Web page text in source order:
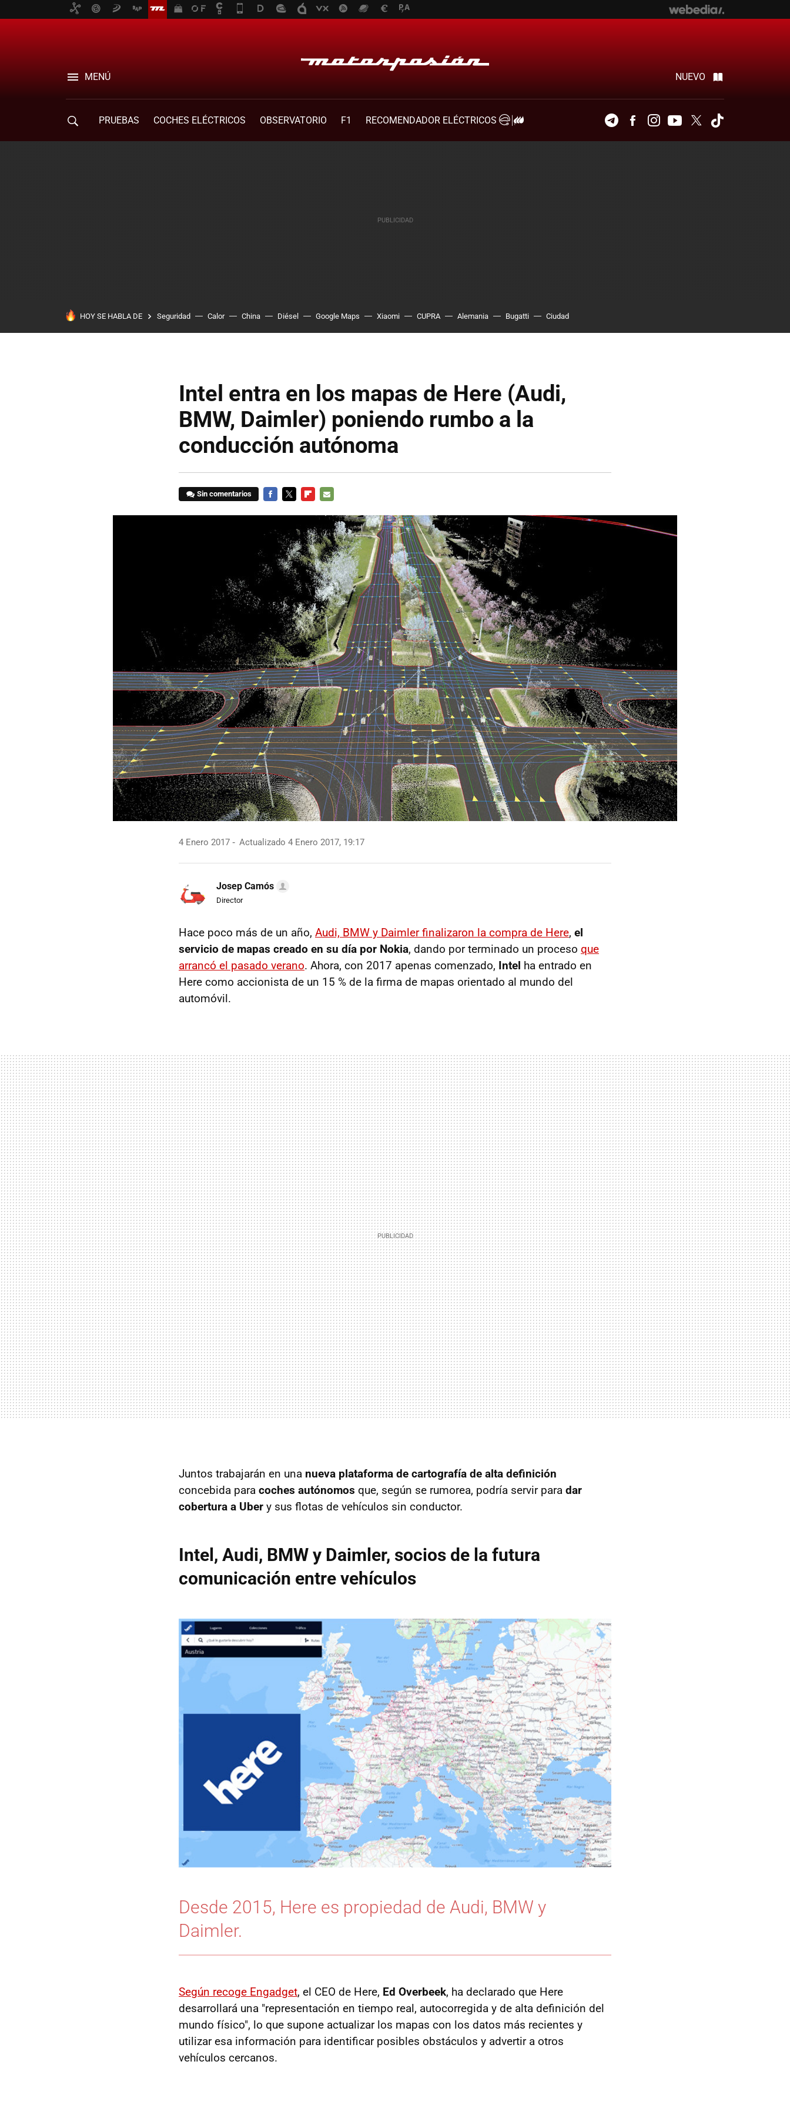
MENÚ NUEVO
PRUEBAS COCHES ELÉCTRICOS OBSERVATORIO F1
RECOMENDADOR ELÉCTRICOS
TelegramFacebookInstagramYoutubeTwitter
HOY SE HABLA DE Seguridad Calor China Diésel Google Maps Xiaomi CUPRA Alemania Bugatti Ciudad
Intel entra en los mapas de Here (Audi,
BMW, Daimler) poniendo rumbo a la
conducción autónoma
Sin comentarios
MAIL
4 Enero 2017 Actualizado 4 Enero 2017, 19:17
Josep Camós
Director
Hace poco más de un año, Audi, BMW y Daimler finalizaron la compra de Here, el
servicio de mapas creado en su día por Nokia, dando por terminado un proceso que
arrancó el pasado verano. Ahora, con 2017 apenas comenzado, Intel ha entrado en
Here como accionista de un 15 % de la firma de mapas orientado al mundo del
automóvil.
Juntos trabajarán en una nueva plataforma de cartografía de alta definición
concebida para coches autónomos que, según se rumorea, podría servir para dar
cobertura a Uber y sus flotas de vehículos sin conductor.
Intel, Audi, BMW y Daimler, socios de la futura
comunicación entre vehículos
Desde 2015, Here es propiedad de Audi, BMW y
Daimler.
Según recoge Engadget, el CEO de Here, Ed Overbeek, ha declarado que Here
desarrollará una "representación en tiempo real, autocorregida y de alta definición del
mundo físico", lo que supone actualizar los mapas con los datos más recientes y
utilizar esa información para identificar posibles obstáculos y advertir a otros
vehículos cercanos.